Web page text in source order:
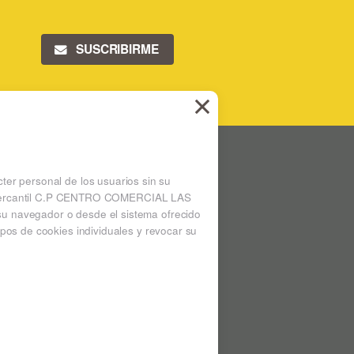
SUSCRIBIRME
personal de los usuarios sin su
C.P CENTRO COMERCIAL LAS
navegador o desde el sistema ofrecido
de cookies individuales y revocar su